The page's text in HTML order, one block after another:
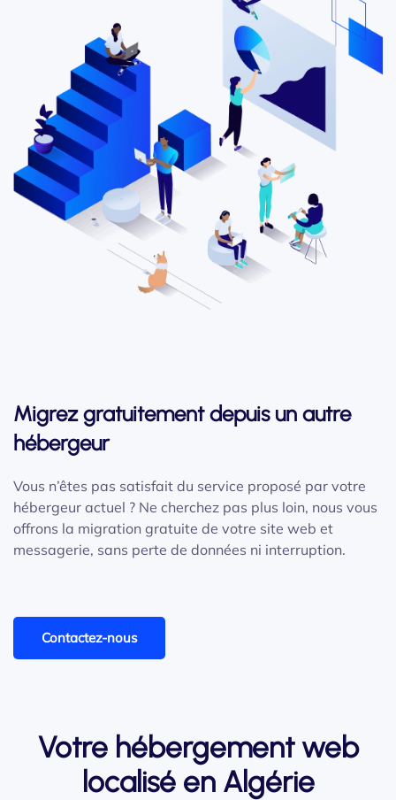
Migrez gratuitement depuis un autre
hébergeur
Vous n’êtes pas satisfait du service proposé par votre
hébergeur actuel ? Ne cherchez pas plus loin, nous vous
offrons la migration gratuite de votre site web et
messagerie, sans perte de données ni interruption.
Contactez-nous
Votre hébergement web
localisé en Algérie